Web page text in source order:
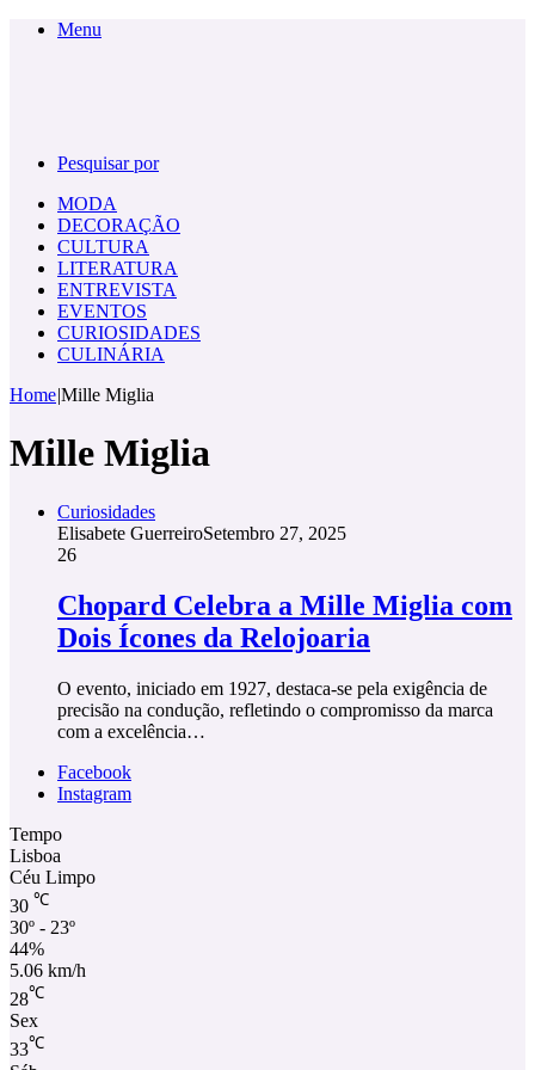
Menu
Pesquisar por
MODA
DECORAÇÃO
CULTURA
LITERATURA
ENTREVISTA
EVENTOS
CURIOSIDADES
CULINÁRIA
Home|Mille Miglia
Mille Miglia
Curiosidades
Elisabete GuerreiroSetembro 27, 2025
26
Chopard Celebra a Mille Miglia com
Dois Ícones da Relojoaria
O evento, iniciado em 1927, destaca-se pela exigência de
precisão na condução, refletindo o compromisso da marca
com a excelência…
Facebook
Instagram
Tempo
Lisboa
Céu Limpo
30 ℃
30º - 23º
44%
5.06 km/h
28℃
Sex
33℃